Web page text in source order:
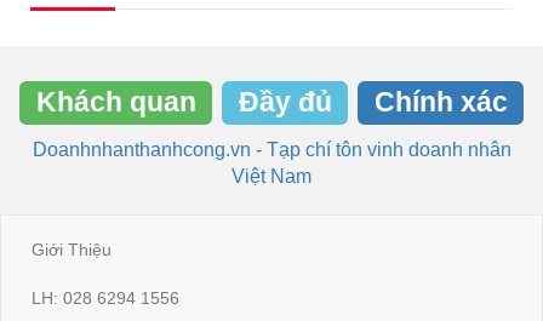
Khách quan Đầy đủ Chính xác
Doanhnhanthanhcong.vn - Tạp chí tôn vinh doanh nhân
Việt Nam
Giới Thiệu
LH: 028 6294 1556